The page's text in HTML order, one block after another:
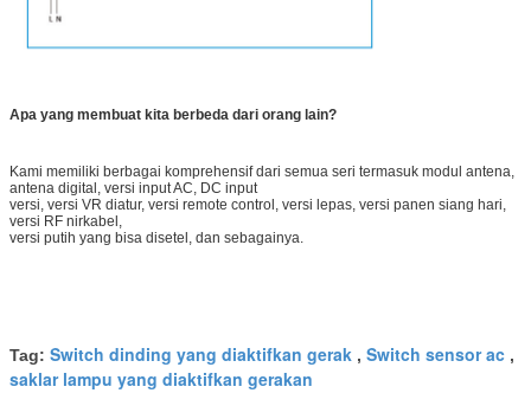
Apa yang membuat kita berbeda dari orang lain?
Kami memiliki berbagai komprehensif dari semua seri termasuk modul antena,
antena digital, versi input AC, DC input
versi, versi VR diatur, versi remote control, versi lepas, versi panen siang hari,
versi RF nirkabel,
versi putih yang bisa disetel, dan sebagainya.
Tag: Switch dinding yang diaktifkan gerak , Switch sensor ac ,
saklar lampu yang diaktifkan gerakan